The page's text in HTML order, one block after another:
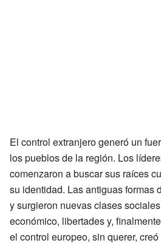
El control extranjero generó un
los pueblos de la región. Los
comenzaron a buscar sus raíces
su identidad. Las antiguas formas
y surgieron nuevas clases
económico, libertades y,
el control europeo, sin querer,